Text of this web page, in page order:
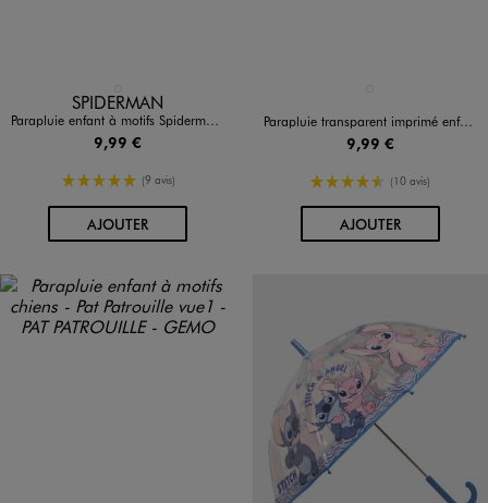
Disponible en 1 coloris
SPIDERMAN
Parapluie enfant à motifs Spiderman - Marvel
9,99 €
5/5 de moyenne
(9 avis)
AJOUTERAU PANIER
Parapluie transparent imprimé enfant - La Pat'Patrouille
9,99 €
4.5/5 de moyenne
(10 avis)
AJOUTERAU PANIER